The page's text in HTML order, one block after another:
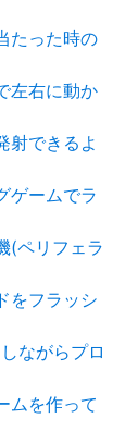
たった時の
左右に動か
射できるよ
ゲームでラ
(ペリフェラ
をフラッシ
ながらプロ
ムを作って